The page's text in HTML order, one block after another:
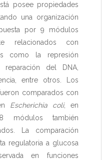
posee propiedades
una organización
por 9 módulos
relacionados con
como la represión
reparación del DNA,
entre otros. Los
comparados con
Escherichia coli, en
módulos también
La comparación
regulatoria a glucosa
en funciones